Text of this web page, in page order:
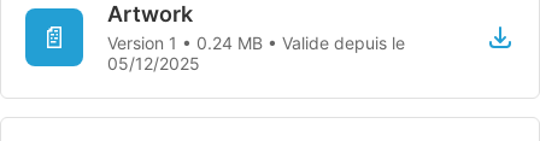
📄
Artwork
Version 1 • 0.24 MB • Valide depuis le
05/12/2025